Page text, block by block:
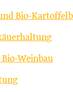
Bio-
Weinbau